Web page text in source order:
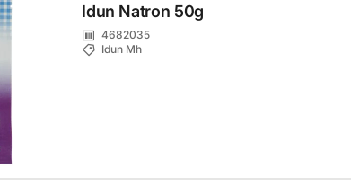
Idun Natron 50g
4682035
Idun Mh